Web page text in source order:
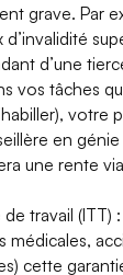
grave. Par
d’une
vos tâches
votre
en
une rente
travail (ITT)
médicales,
cette